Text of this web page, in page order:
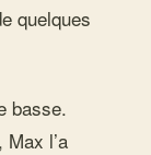
quelques
basse.
l’a